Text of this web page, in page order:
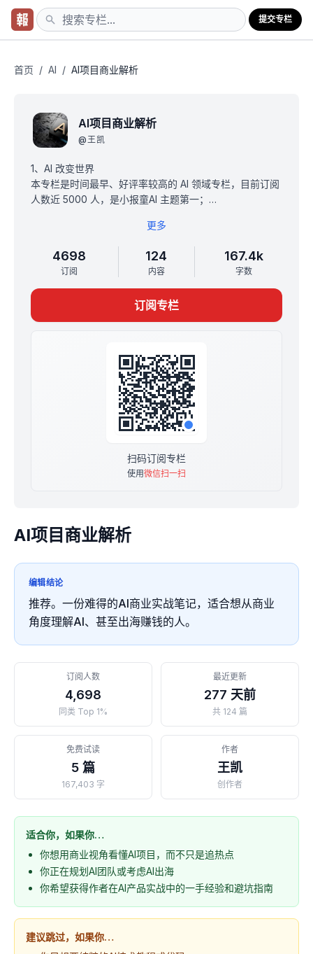
提交专栏
首页 / AI / AI项目商业解析
AI项目商业解析
@王凯
1、AI 改变世界
本专栏是时间最早、好评率较高的 AI 领域专栏，目前订阅
人数近 5000 人，是小报童AI 主题第一；
我正在做多款 AI 出海产品，会手把手写出海实战攻略和 AI
3、购买后加微信：wangkaisv，会拉专属交流群；
4、对 AI 不了解请阅读置顶自学攻略；
作者介绍：松鼠快看、CryptoZenith、
VentureAI/FastFacts 创始人，连续创业者，曾任日事清合
伙人、Enjoy 美食电商增长总监。
更多
4698
订阅
124
内容
167.4k
字数
订阅专栏
扫码订阅专栏
使用微信扫一扫
AI项目商业解析
编辑结论
推荐。一份难得的AI商业实战笔记，适合想从商业
角度理解AI、甚至出海赚钱的人。
订阅人数
4,698
同类 Top 1%
最近更新
277 天前
共 124 篇
免费试读
5 篇
167,403 字
作者
王凯
创作者
适合你，如果你…
你想用商业视角看懂AI项目，而不只是追热点
你正在规划AI团队或考虑AI出海
你希望获得作者在AI产品实战中的一手经验和避坑指南
建议跳过，如果你…